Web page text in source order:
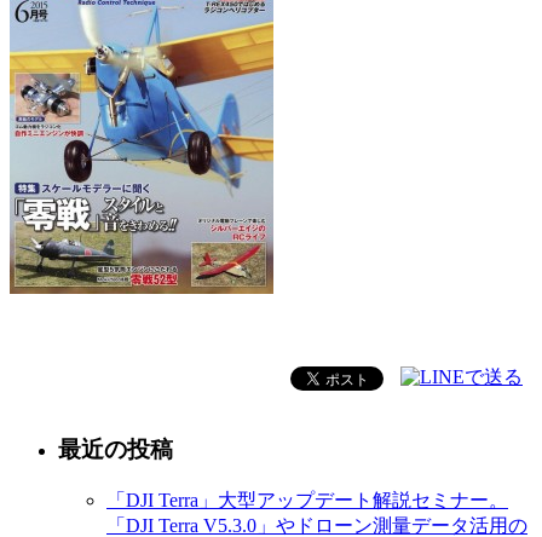
最近の投稿
「DJI Terra」大型アップデート解説セミナー。
「DJI Terra V5.3.0」やドローン測量データ活用の